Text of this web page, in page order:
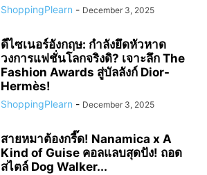
ShoppingPlearn - December 3, 2025
ดีไซเนอร์อังกฤษ: กำลังยึดหัวหาด
วงการแฟชั่นโลกจริงดิ? เจาะลึก The
Fashion Awards สู่บัลลังก์ Dior-
Hermès!
ShoppingPlearn - December 3, 2025
สายหมาต้องกรี๊ด! Nanamica x A
Kind of Guise คอลแลบสุดปัง! ถอด
สไตล์ Dog Walker...